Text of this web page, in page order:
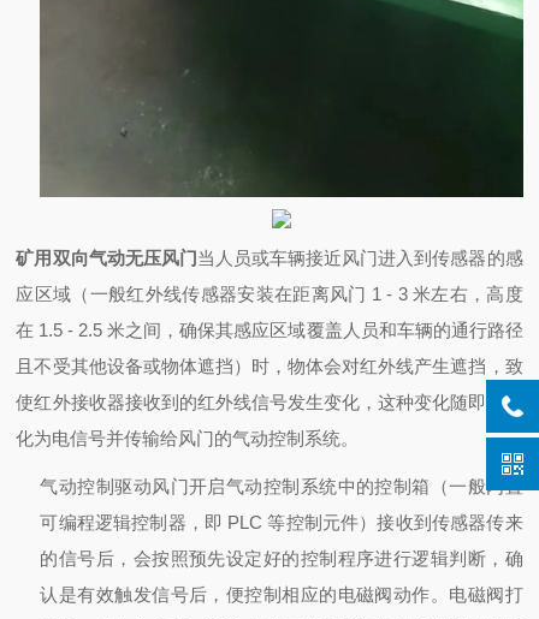
矿用双向气动无压风门当人员或车辆接近风门进入到传感器的感
应区域（一般红外线传感器安装在距离风门 1 - 3 米左右，高度
在 1.5 - 2.5 米之间，确保其感应区域覆盖人员和车辆的通行路径
且不受其他设备或物体遮挡）时，物体会对红外线产生遮挡，致
使红外接收器接收到的红外线信号发生变化，这种变化随即被转
化为电信号并传输给风门的气动控制系统。
气动控制驱动风门开启气动控制系统中的控制箱（一般内置
可编程逻辑控制器，即 PLC 等控制元件）接收到传感器传来
的信号后，会按照预先设定好的控制程序进行逻辑判断，确
认是有效触发信号后，便控制相应的电磁阀动作。电磁阀打